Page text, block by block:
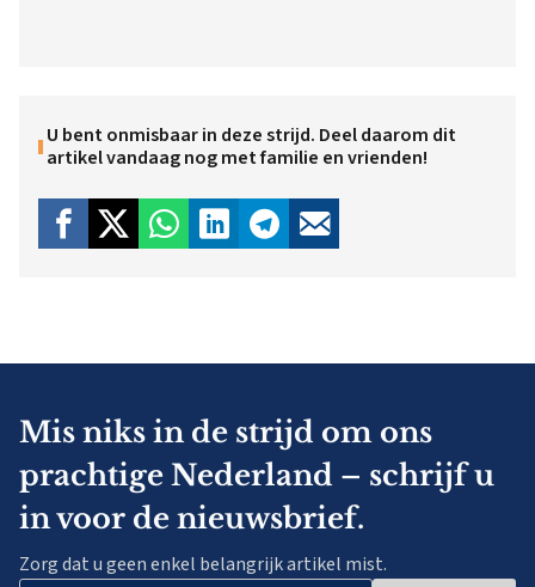
U bent onmisbaar in deze strijd. Deel daarom dit
artikel vandaag nog met familie en vrienden!
Mis niks in de strijd om ons
prachtige Nederland – schrijf u
in voor de nieuwsbrief.
Zorg dat u geen enkel belangrijk artikel mist.